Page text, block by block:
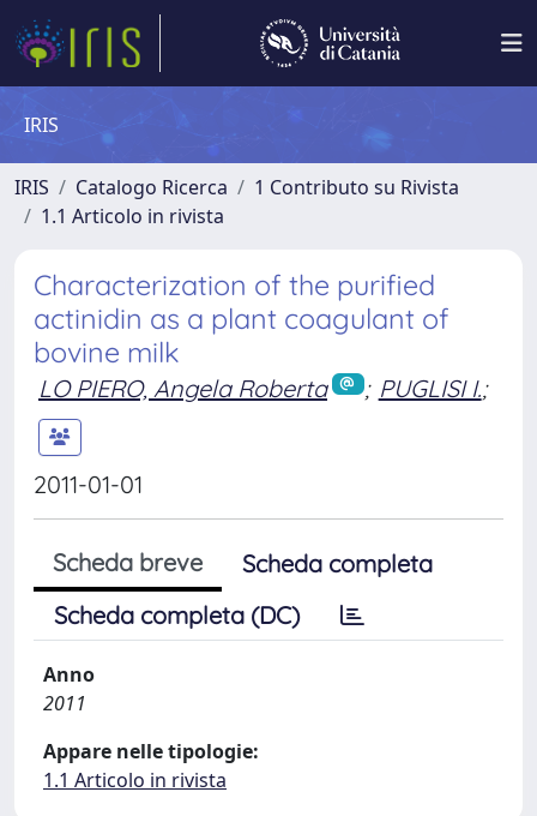
IRIS
IRIS Catalogo Ricerca
1 Contributo su Rivista
1.1 Articolo in rivista
Characterization of the purified
actinidin as a plant coagulant of
bovine milk
LO PIERO, Angela Roberta ; PUGLISI I.;
2011-01-01
Scheda breve
Scheda completa
Scheda completa (DC)
Anno
2011
Appare nelle tipologie:
1.1 Articolo in rivista